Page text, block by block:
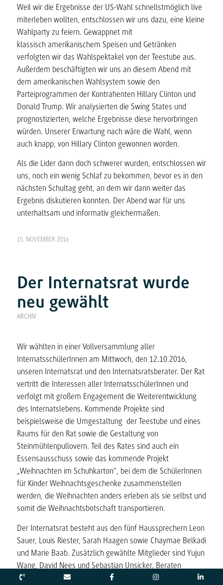
Weil wir die Ergebnisse der US-Wahl schnellstmöglich live
miterleben wollten, entschlossen wir uns dazu, eine kleine
Wahlparty zu feiern. Gewappnet mit
klassisch amerikanischem Speisen und Getränken
verfolgten wir das Wahlspektakel von der Teestube aus.
Außerdem beschäftigten wir uns an diesem Abend mit
dem amerikanischen Wahlsystem sowie den
Parteiprogrammen der Kontrahenten Hillary Clinton und
Donald Trump. Wir analysierten die Swing States und
prognostizierten, welche Ergebnisse diese hervorbringen
würden. Unserer Erwartung nach wäre die Wahl, wenn
auch knapp, von Hillary Clinton gewonnen worden.
Als die Lider dann doch schwerer wurden, entschlossen wir
uns, noch ein wenig Schlaf zu bekommen, bevor es in den
nächsten Schultag geht, an dem wir dann weiter das
Ergebnis diskutieren konnten. Der Abend war für uns
unterhaltsam und informativ gleichermaßen.
15. NOVEMBER 2016
Der Internatsrat wurde
neu gewählt
ARCHIV
Wir wählten in einer Vollversammlung aller
InternatsschülerInnen am Mittwoch, den 12.10.2016,
unseren Internatsrat und den Internatsratsberater. Der Rat
vertritt die Interessen aller InternatsschülerInnen und
verfolgt mit großem Engagement die Weiterentwicklung
des Internatslebens. Kommende Projekte sind
beispielsweise die Umgestaltung der Teestube und eines
Raums für den Rat sowie die Gestaltung von
Steinmühlenpullovern. Teil des Rates sind auch ein
Essensausschuss sowie das kommende Projekt
„Weihnachten im Schuhkarton“, bei dem die SchülerInnen
für Kinder Weihnachtsgeschenke zusammenstellen
werden, die Weihnachten anders erleben als sie selbst und
somit die Weihnachtsbotschaft transportieren.
Der Internatsrat besteht aus den fünf Haussprechern Leon
Sauer, Louis Riester, Sarah Haagen sowie Chaymae Belkadi
und Marie Baab. Zusätzlich gewählte Mitglieder sind Yujun
Wang, David Nees und Sebastian Unsicker. Beraten
werden die Schülerinnen und Schüler von Patric Hahn,